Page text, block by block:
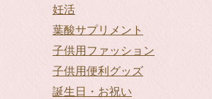
妊活
葉酸サプリメント
子供用ファッション
子供用便利グッズ
誕生日・お祝い